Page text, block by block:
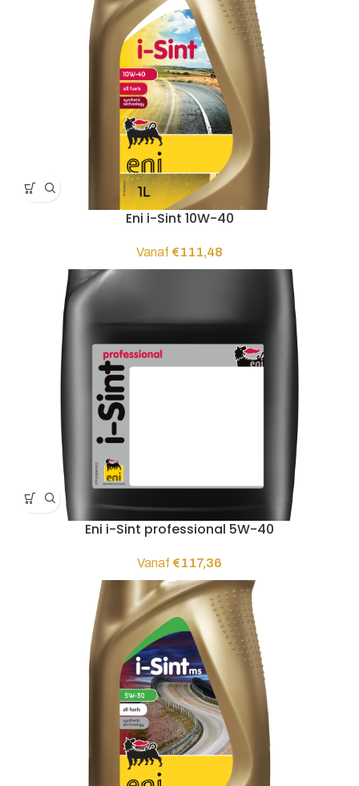
Eni i-Sint 10W-40
Vanaf €111,48
Eni i-Sint professional 5W-40
Vanaf €117,36